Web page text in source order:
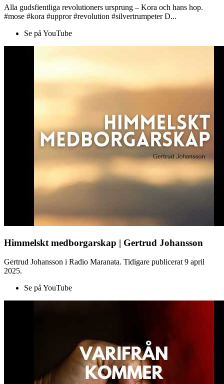
Alla gudsfientliga revolutioners ursprung – Kora och hans hop.
#mose #kora #uppror #revolution #silvertrumpeter D...
Se på YouTube
Himmelskt medborgarskap | Gertrud Johansson
Gertrud Johansson i Radio Maranata. Tidigare publicerat 9 april
2025.
Se på YouTube